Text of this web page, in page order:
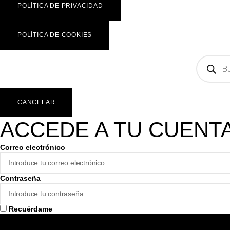
POLÍTICA DE PRIVACIDAD
POLÍTICA DE COOKIES
CANCELAR
ACCEDE A TU
Correo electrónico
Contraseña
Recuérdame